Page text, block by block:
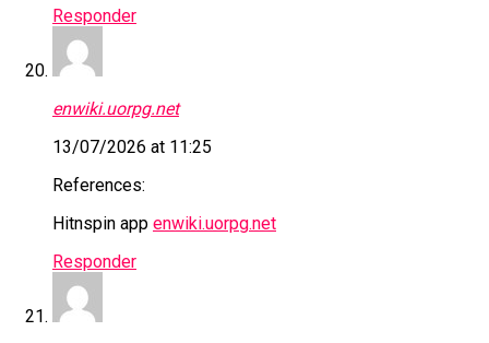
Responder
enwiki.uorpg.net
13/07/2026 at 11:25
References:
Hitnspin app enwiki.uorpg.net
Responder